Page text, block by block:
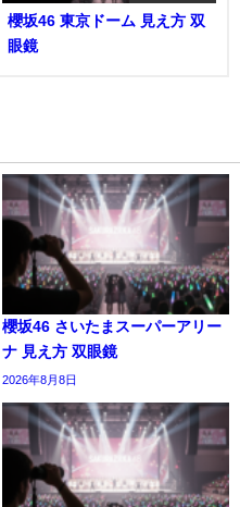
櫻坂46 東京ドーム 見え方 双
眼鏡
櫻坂46 さいたまスーパーアリー
ナ 見え方 双眼鏡
2026年8月8日